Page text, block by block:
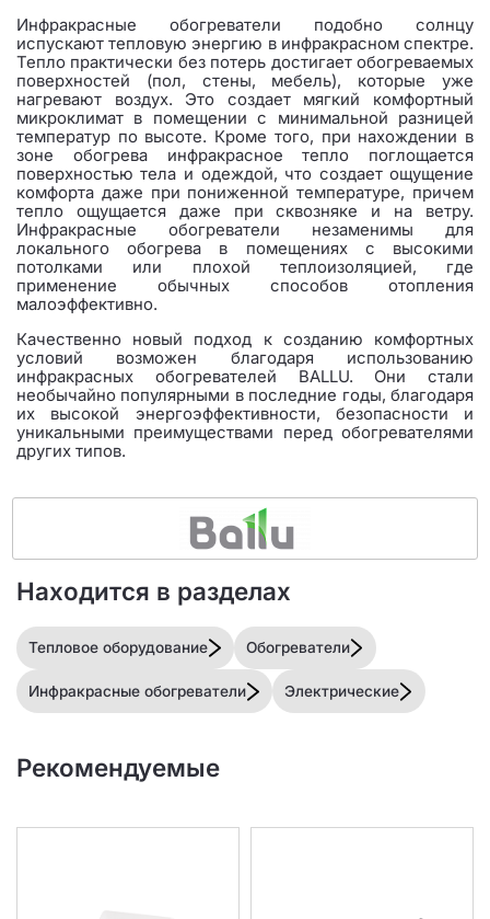
Инфракрасные обогреватели подобно солнцу
испускают тепловую энергию в инфракрасном спектре.
Тепло практически без потерь достигает обогреваемых
поверхностей (пол, стены, мебель), которые уже
нагревают воздух. Это создает мягкий комфортный
микроклимат в помещении с минимальной разницей
температур по высоте. Кроме того, при нахождении в
зоне обогрева инфракрасное тепло поглощается
поверхностью тела и одеждой, что создает ощущение
комфорта даже при пониженной температуре, причем
тепло ощущается даже при сквозняке и на ветру.
Инфракрасные обогреватели незаменимы для
локального обогрева в помещениях с высокими
потолками или плохой теплоизоляцией, где
применение обычных способов отопления
малоэффективно.
Качественно новый подход к созданию комфортных
условий возможен благодаря использованию
инфракрасных обогревателей BALLU. Они стали
необычайно популярными в последние годы, благодаря
их высокой энергоэффективности, безопасности и
уникальными преимуществами перед обогревателями
других типов.
Находится в разделах
Тепловое оборудование Обогреватели
Инфракрасные обогреватели Электрические
Рекомендуемые